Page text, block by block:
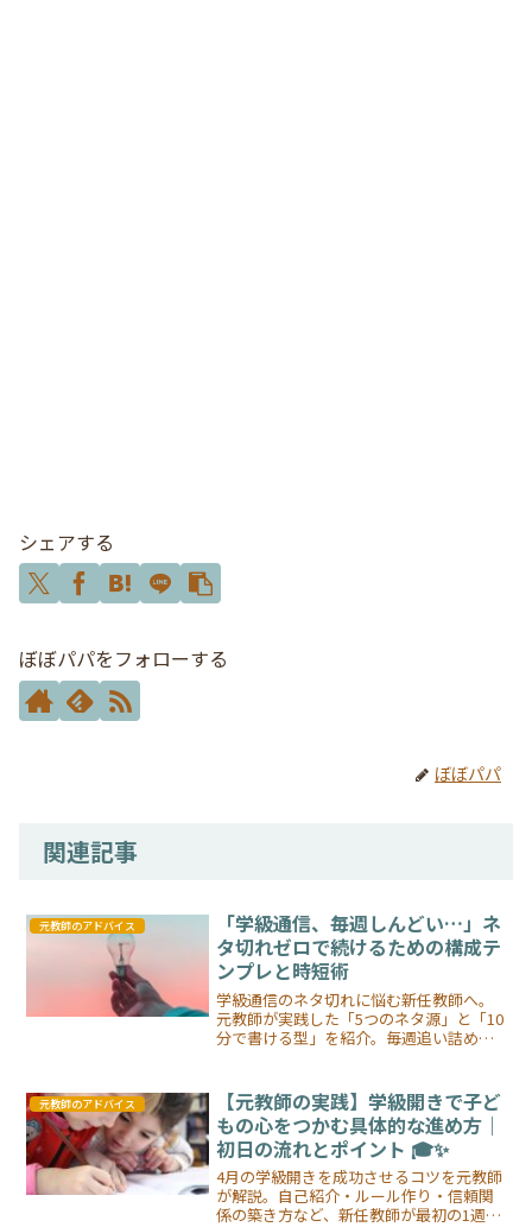
シェアする
ぼぼパパをフォローする
ぼぼパパ
関連記事
元教師のアドバイス
「学級通信、毎週しんどい…」ネ
タ切れゼロで続けるための構成テ
ンプレと時短術
学級通信のネタ切れに悩む新任教師へ。
元教師が実践した「5つのネタ源」と「10
分で書ける型」を紹介。毎週追い詰めら
元教師のアドバイス
【元教師の実践】学級開きで子ど
もの心をつかむ具体的な進め方｜
初日の流れとポイント 🎓✨
4月の学級開きを成功させるコツを元教師
が解説。自己紹介・ルール作り・信頼関
係の築き方など、新任教師が最初の1週間